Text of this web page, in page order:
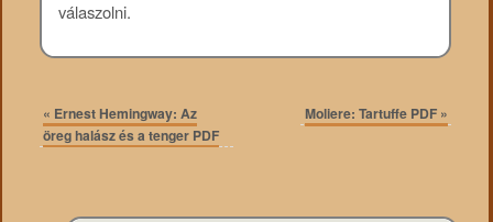
válaszolni.
« Ernest Hemingway: Az
öreg halász és a tenger PDF
Moliere: Tartuffe PDF »